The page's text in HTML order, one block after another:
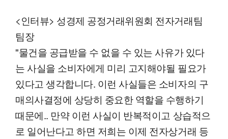
<인터뷰> 성경제 공정거래위원회 전자거래팀
팀장
"물건을 공급받을 수 없을 수 있는 사유가 있다
는 사실을 소비자에게 미리 고지해야될 필요가
있다고 생각합니다. 이런 사실들은 소비자의 구
매의사결정에 상당히 중요한 역할을 수행하기
때문에.. 만약 이런 사실이 반복적이고 상습적으
로 일어난다고 하면 저희는 이제 전자상거래 등